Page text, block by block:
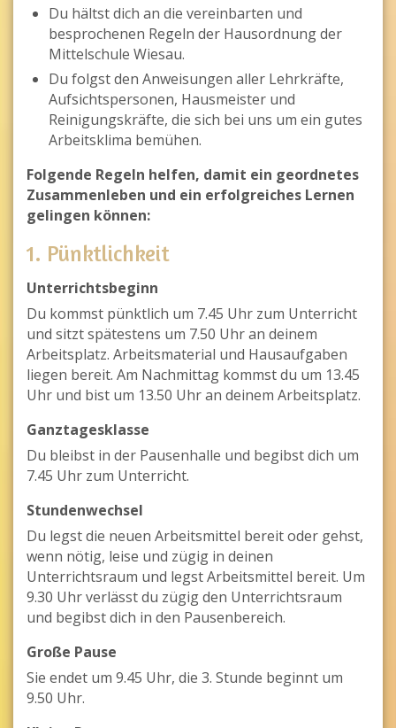
Du hältst dich an die vereinbarten und
besprochenen Regeln der Hausordnung der
Mittelschule Wiesau.
Du folgst den Anweisungen aller Lehrkräfte,
Aufsichtspersonen, Hausmeister und
Reinigungskräfte, die sich bei uns um ein gutes
Arbeitsklima bemühen.
Folgende Regeln helfen, damit ein geordnetes
Zusammenleben und ein erfolgreiches Lernen
gelingen können:
1. Pünktlichkeit
Unterrichtsbeginn
Du kommst pünktlich um 7.45 Uhr zum Unterricht
und sitzt spätestens um 7.50 Uhr an deinem
Arbeitsplatz. Arbeitsmaterial und Hausaufgaben
liegen bereit. Am Nachmittag kommst du um 13.45
Uhr und bist um 13.50 Uhr an deinem Arbeitsplatz.
Ganztagesklasse
Du bleibst in der Pausenhalle und begibst dich um
7.45 Uhr zum Unterricht.
Stundenwechsel
Du legst die neuen Arbeitsmittel bereit oder gehst,
wenn nötig, leise und zügig in deinen
Unterrichtsraum und legst Arbeitsmittel bereit. Um
9.30 Uhr verlässt du zügig den Unterrichtsraum
und begibst dich in den Pausenbereich.
Große Pause
Sie endet um 9.45 Uhr, die 3. Stunde beginnt um
9.50 Uhr.